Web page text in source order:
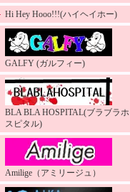
Hi Hey Hooo!!!(ハイヘイホー)
GALFY (ガルフィー)
BLA BLA HOSPITAL(ブラブラホ
スピタル)
Amilige（アミリージュ）